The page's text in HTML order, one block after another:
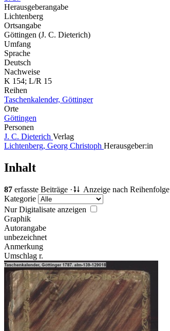
Herausgeberangabe
Lichtenberg
Ortsangabe
Göttingen (J. C. Dieterich)
Umfang
Sprache
Deutsch
Nachweise
K 154; L/R 15
Reihen
Taschenkalender, Göttinger
Orte
Göttingen
Personen
J. C. Dieterich Verlag
Lichtenberg, Georg Christoph Herausgeber:in
Inhalt
87 erfasste Beiträge ·
Anzeige nach Reihenfolge
Kategorie
Nur Digitalisate anzeigen
Graphik
Autorangabe
unbezeichnet
Anmerkung
Umschlag r.